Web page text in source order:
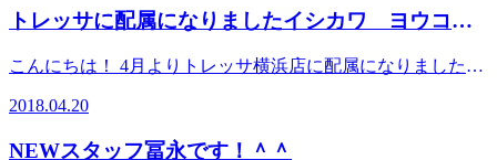
アクセスできます！ 【営業時間】 10時～21時 【住所】 神奈
川県横浜市港北区師岡町700番地トレッサ横浜 南棟2Ｆ JR
新横浜より横浜市営バスまたは臨港バス「鶴見駅西口」行き
約15〜20分 トレッサ横浜下車徒歩約1分 東急東横線綱島駅よ
り臨港バス「鶴見駅西口」行き約20分 トレッサ横浜下車徒
分 明治製菓研究所前下車徒歩約3分
アクセスできます！ 【営業時間】 10時～21時 【住所】 神奈
新横浜より横浜市営バスまたは臨港バス「鶴見駅西口」行き
約15〜20分 トレッサ横浜下車徒歩約1分 東急東横線綱島駅よ
り臨港バス「鶴見駅西口」行き約20分 トレッサ横浜下車徒
歩約1分 東急東横線日吉駅より東急バス「綱島駅」行き約20
自然回復力も高まり、「疲れにくい身体」 になっていくわ
とはコリに引っ張られてしまっている部分 コリとハリが沢
っている…… Re.Ra.Ku系ボディケアでは、そんな悩みを抱
えている人たちに 解す手技のほかにもストレッチをしてい
してみて下さい☆ ＜トレッサ横浜店では季節限定つゆるん
コースにゆずのアロマも使用しています＞ ジメジメする梅
雨の時期に、心身共にリラックス出来るようにしたコースで
お待ちしております！＾＾
トレッサ横浜 南棟２Ｆ 肩甲骨ストレッチに注目したリラ
ます。 好きなお酒は日本酒の「ほまれ麒麟」という新潟の
日本酒で好きなのは「6（シックス）」というラベルのお酒
です！ とてもフルーティーな味で洋食との相性がいいお酒
ません！ どうぞよろしくお願いいたします(^O^)／
トレッサに配属になりましたイシカワ ヨウコで
こんにちは！ 4月よりトレッサ横浜店に配属になりました石
した！ なので身体を動かすことが好きで、見るのもやるの
も大好きです！ これからの時期、サーフィンをするのも好
2018.04.20
NEWスタッフ冨永です！＾＾